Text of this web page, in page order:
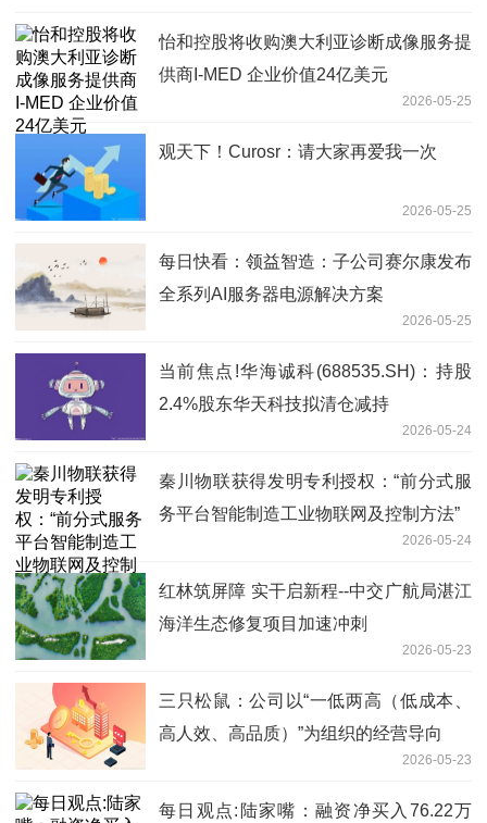
怡和控股将收购澳大利亚诊断成像服务提
供商I-MED 企业价值24亿美元
2026-05-25
观天下！Curosr：请大家再爱我一次
2026-05-25
每日快看：领益智造：子公司赛尔康发布
全系列AI服务器电源解决方案
2026-05-25
当前焦点!华海诚科(688535.SH)：持股
2.4%股东华天科技拟清仓减持
2026-05-24
秦川物联获得发明专利授权：“前分式服
务平台智能制造工业物联网及控制方法”
2026-05-24
红林筑屏障 实干启新程--中交广航局湛江
海洋生态修复项目加速冲刺
2026-05-23
三只松鼠：公司以“一低两高（低成本、
高人效、高品质）”为组织的经营导向
2026-05-23
每日观点:陆家嘴：融资净买入76.22万